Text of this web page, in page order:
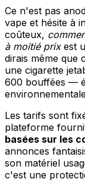
Ce n'est pas
vape et hésite à
coûteux,
à moitié prixest
dirais même que
une cigarette
600 bouffées —
Les tarifs sont
plateforme
basées sur les
annonces
son matériel
c'est une